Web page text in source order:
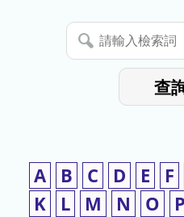
暫
停
請
輸
查
A B C D E F
K
L M N O P